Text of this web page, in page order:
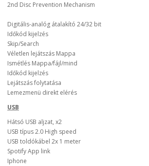
2nd Disc Prevention Mechanism
Digitális-analóg átalakító 24/32 bit
Időkód kijelzés
Skip/Search
Véletlen lejátszás Mappa
Ismétlés Mappa/fájl/mind
Időkód kijelzés
Lejátszás folytatása
Lemezmenü direkt elérés
USB
Hátsó USB aljzat, x2
USB típus 2.0 High speed
USB toldókábel 2x 1 meter
Spotify App link
Iphone